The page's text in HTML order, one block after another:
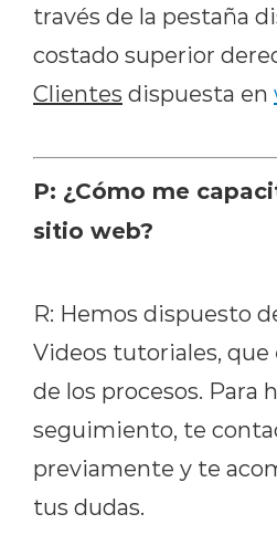
través de la pestaña
costado superior
Clientes dispuesta en
P: ¿Cómo me
sitio web?
R: Hemos dispuesto
Videos tutoriales, que
de los procesos. Para
seguimiento, te
previamente y te
tus dudas.